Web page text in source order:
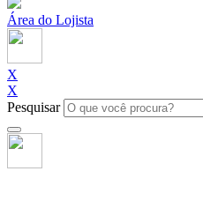
Área do Lojista
X
X
Pesquisar